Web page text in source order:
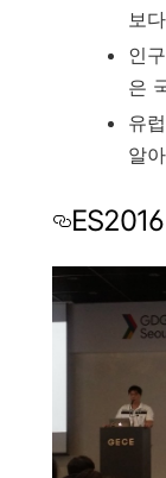
보
인
은
유
알